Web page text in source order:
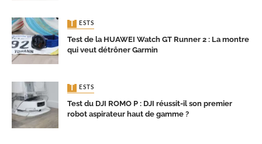
TESTS
Test de la HUAWEI Watch GT Runner 2 : La montre
qui veut détrôner Garmin
TESTS
Test du DJI ROMO P : DJI réussit-il son premier
robot aspirateur haut de gamme ?